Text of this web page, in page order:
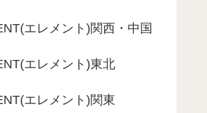
エレメント)関西・中国
エレメント)東北
エレメント)関東